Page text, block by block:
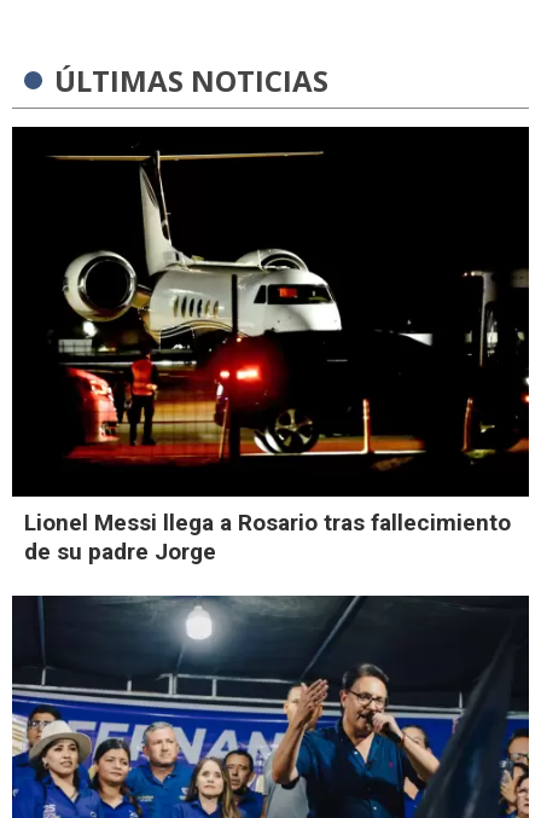
ÚLTIMAS NOTICIAS
Lionel Messi llega a Rosario tras fallecimiento
de su padre Jorge